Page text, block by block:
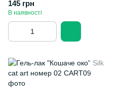
145 грн
В наявності